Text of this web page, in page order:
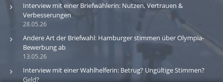
28.05.26
Interview mit einer Briefwählerin: Nutzen, Vertrauen &
Verbesserungen
13.05.26
Andere Art der Briefwahl: Hamburger stimmen über Olympia-
Bewerbung ab
Interview mit einer Wahlhelferin: Betrug? Ungültige Stimmen?
Geld?